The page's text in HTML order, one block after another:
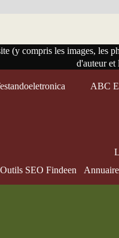
(y compris les images, les
d'auteur et
ABC
Outils SEO Findeen